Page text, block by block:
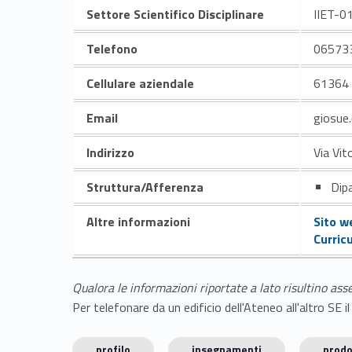
Settore Scientifico Disciplinare
IIET-
Telefono
Cellulare aziendale
61364
Email
Indirizzo
Via
Struttura/Afferenza
Altre informazioni
Sito
Qualora le informazioni riportate a lato risultino
Per telefonare da un edificio dell'Ateneo all'altro